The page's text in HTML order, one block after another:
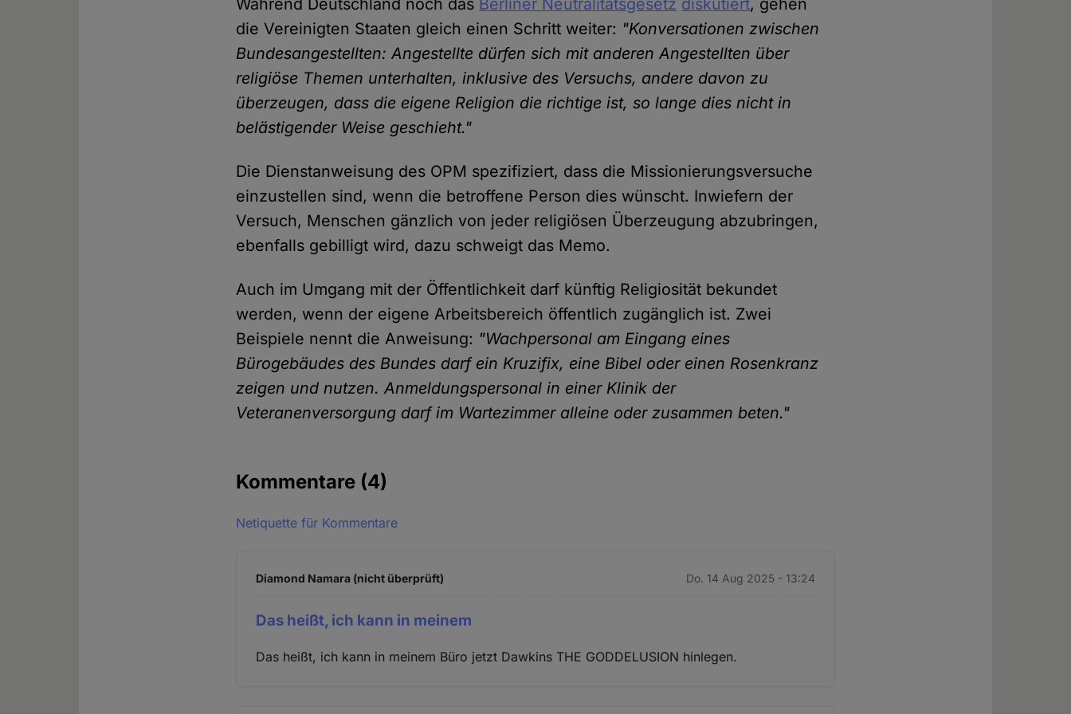
Während Deutschland noch das Berliner Neutralitätsgesetz diskutiert, gehen
die Vereinigten Staaten gleich einen Schritt weiter: "Konversationen zwischen
Bundesangestellten: Angestellte dürfen sich mit anderen Angestellten über
religiöse Themen unterhalten, inklusive des Versuchs, andere davon zu
überzeugen, dass die eigene Religion die richtige ist, so lange dies nicht in
belästigender Weise geschieht."
Die Dienstanweisung des OPM spezifiziert, dass die Missionierungsversuche
einzustellen sind, wenn die betroffene Person dies wünscht. Inwiefern der
Versuch, Menschen gänzlich von jeder religiösen Überzeugung abzubringen,
ebenfalls gebilligt wird, dazu schweigt das Memo.
Auch im Umgang mit der Öffentlichkeit darf künftig Religiosität bekundet
werden, wenn der eigene Arbeitsbereich öffentlich zugänglich ist. Zwei
Beispiele nennt die Anweisung: "Wachpersonal am Eingang eines
Bürogebäudes des Bundes darf ein Kruzifix, eine Bibel oder einen Rosenkranz
zeigen und nutzen. Anmeldungspersonal in einer Klinik der
Veteranenversorgung darf im Wartezimmer alleine oder zusammen beten."
Kommentare (4)
Netiquette für Kommentare
Diamond Namara (nicht überprüft) Do. 14 Aug 2025 - 13:24
Das heißt, ich kann in meinem
Das heißt, ich kann in meinem Büro jetzt Dawkins THE GODDELUSION hinlegen.